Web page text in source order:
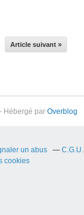
Article suivant »
Hébergé par Overblog
un abus C.G.U.
cookies